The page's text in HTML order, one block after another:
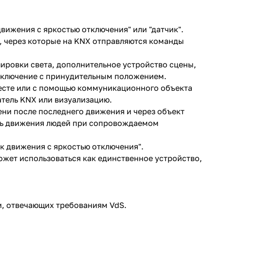
с яркостью отключения" или "датчик".
которые на KNX отправляются команды
света, дополнительное устройство сцены,
с принудительным положением.
или с помощью коммуникационного объекта
KNX или визуализацию.
после последнего движения и через объект
движения людей при сопровождаемом
движения с яркостью отключения".
использоваться как единственное устройство,
отвечающих требованиям VdS.